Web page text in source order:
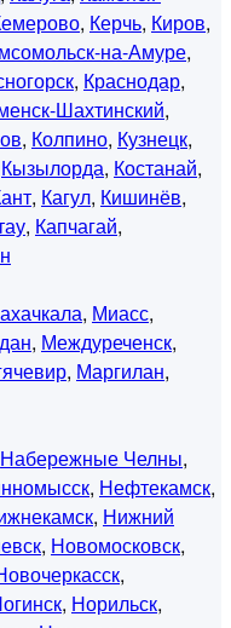
, Керчь, Киров,
на-Амуре,
, Краснодар,
Шахтинский,
, Колпино, Кузнецк,
Кызылорда, Костанай,
, Кагул, Кишинёв,
, Капчагай,
, Миасс,
, Междуреченск,
, Маргилан,
Набережные Челны,
, Нефтекамск,
, Нижний
, Новомосковск,
,
, Норильск,